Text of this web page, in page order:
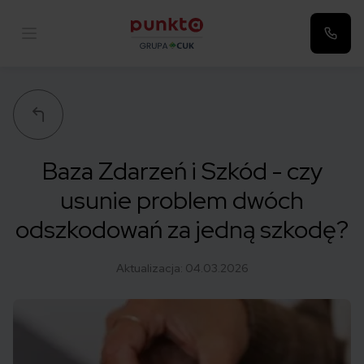
Baza Zdarzeń i Szkód - czy
usunie problem dwóch
odszkodowań za jedną szkodę?
Aktualizacja: 04.03.2026